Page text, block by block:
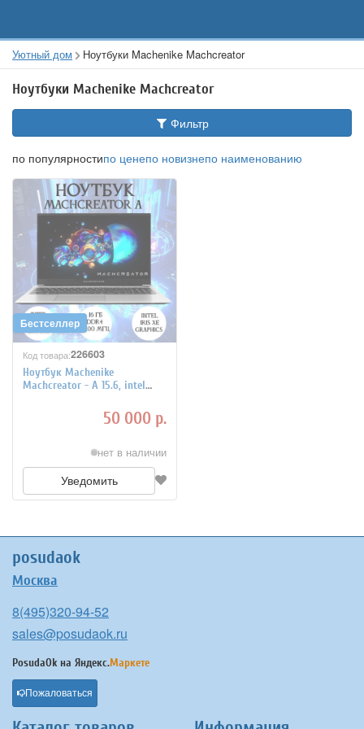
Уютный дом Ноутбуки Machenike Machcreator
Ноутбуки Machenike Machcreator
Фильтр
по популярностипо ценепо новизнепо наименованию
Код товара:226603
Ноутбук Machenike
Machcreator - A 15.6, intel
50 000 р.
нет в наличии
Уведомить
posudaok
Москва
8(495)320-94-52
sales@posudaok.ru
PosudaOk на Яндекс.Маркете
Пожаловаться